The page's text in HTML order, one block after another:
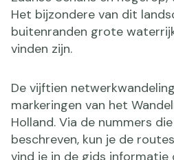
Het bijzondere van dit
buitenranden grote
vinden zijn.
De vijftien
markeringen van het
Holland. Via de nummers
beschreven, kun je de
vind je in de gids informatie